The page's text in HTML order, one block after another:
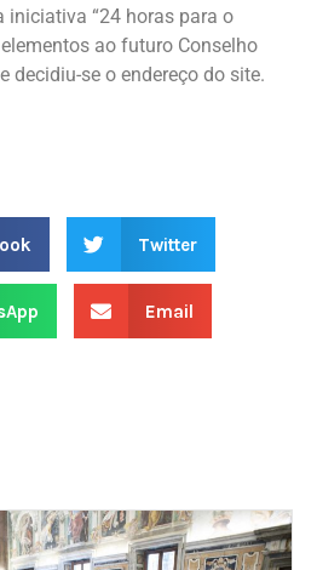
iniciativa “24 horas para o
ao futuro Conselho
decidiu-se o endereço do site.
Twitter
Email